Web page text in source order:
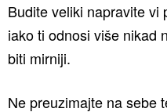
Budite veliki napravite vi
iako ti odnosi više nikad
biti mirniji.
Ne preuzimajte na sebe